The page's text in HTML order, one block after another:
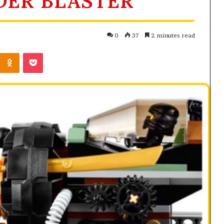
0 37 2 minutes read
Odnoklassniki
Pocket